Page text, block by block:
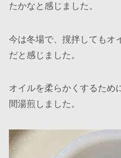
たかなと感じました。
今は冬場で、撹拌してもオ
だと感じました。
オイルを柔らかくするため
間湯煎しました。